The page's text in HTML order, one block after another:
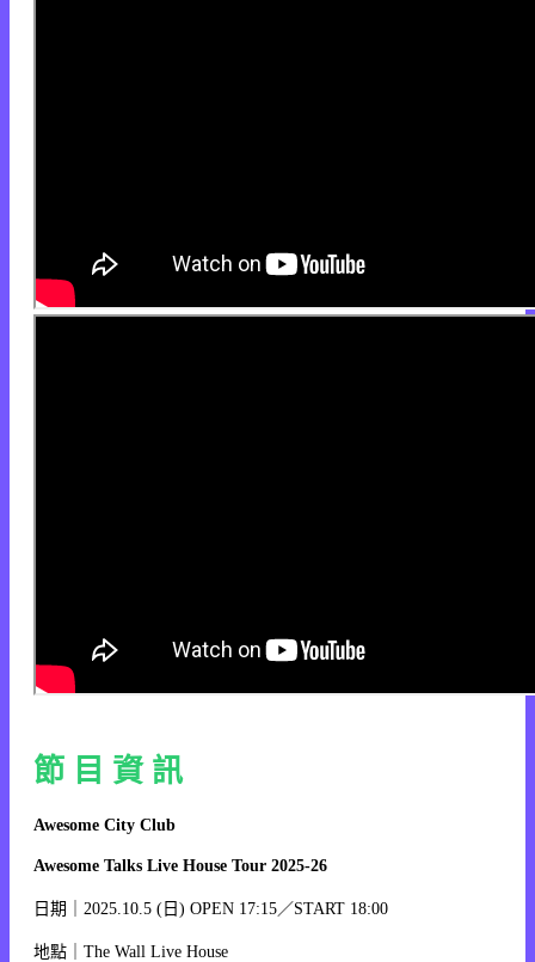
節 目 資 訊
Awesome City Club
Awesome Talks Live House Tour 2025-26
日期｜2025.10.5 (日) OPEN 17:15／START 18:00
地點｜The Wall Live House